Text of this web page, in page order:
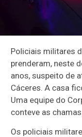
Policiais militares
prenderam, neste
anos, suspeito de
Cáceres. A casa
Uma equipe do
conteve as chamas.
Os policiais